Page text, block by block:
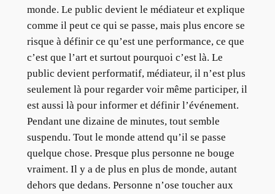
monde. Le public devient le médiateur et explique
comme il peut ce qui se passe, mais plus encore se
risque à définir ce qu’est une performance, ce que
c’est que l’art et surtout pourquoi c’est là. Le
public devient performatif, médiateur, il n’est plus
seulement là pour regarder voir même participer, il
est aussi là pour informer et définir l’événement.
Pendant une dizaine de minutes, tout semble
suspendu. Tout le monde attend qu’il se passe
quelque chose. Presque plus personne ne bouge
vraiment. Il y a de plus en plus de monde, autant
dehors que dedans. Personne n’ose toucher aux